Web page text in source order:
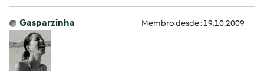
Gasparzinha Membro desde : 19.10.2009